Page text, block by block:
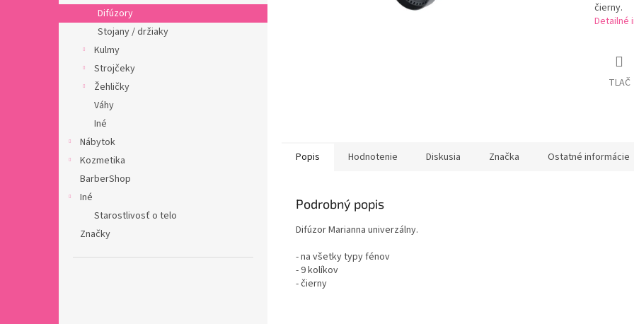
Difúzory
Stojany / držiaky
Kulmy
Strojčeky
Žehličky
Váhy
Iné
Nábytok
Kozmetika
BarberShop
Iné
Starostlivosť o telo
Značky
čierny.
Detailné
TLAČ
Popis Hodnotenie Diskusia Značka Ostatné informácie
Podrobný popis
Difúzor Marianna univerzálny.
- na všetky typy fénov
- 9 kolíkov
- čierny